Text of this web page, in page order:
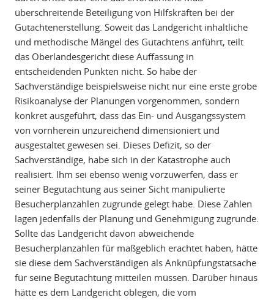
überschreitende Beteiligung von Hilfskräften bei der
Gutachtenerstellung. Soweit das Landgericht inhaltliche
und methodische Mängel des Gutachtens anführt, teilt
das Oberlandesgericht diese Auffassung in
entscheidenden Punkten nicht. So habe der
Sachverständige beispielsweise nicht nur eine erste grobe
Risikoanalyse der Planungen vorgenommen, sondern
konkret ausgeführt, dass das Ein- und Ausgangssystem
von vornherein unzureichend dimensioniert und
ausgestaltet gewesen sei. Dieses Defizit, so der
Sachverständige, habe sich in der Katastrophe auch
realisiert. Ihm sei ebenso wenig vorzuwerfen, dass er
seiner Begutachtung aus seiner Sicht manipulierte
Besucherplanzahlen zugrunde gelegt habe. Diese Zahlen
lagen jedenfalls der Planung und Genehmigung zugrunde.
Sollte das Landgericht davon abweichende
Besucherplanzahlen für maßgeblich erachtet haben, hätte
sie diese dem Sachverständigen als Anknüpfungstatsache
für seine Begutachtung mitteilen müssen. Darüber hinaus
hätte es dem Landgericht oblegen, die vom